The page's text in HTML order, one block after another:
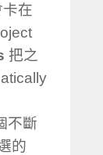
在
把之
不斷
的